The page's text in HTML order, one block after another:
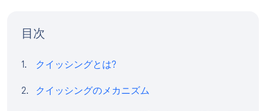
目次
クイッシングとは?
クイッシングのメカニズム